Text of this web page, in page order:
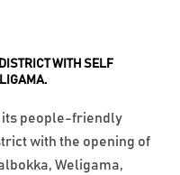
WITH SELF
its people-friendly
with the opening of
Weligama,